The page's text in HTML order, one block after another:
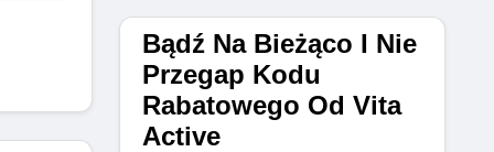
Bądź Na Bieżąco I Nie
Przegap Kodu
Rabatowego Od Vita
Active